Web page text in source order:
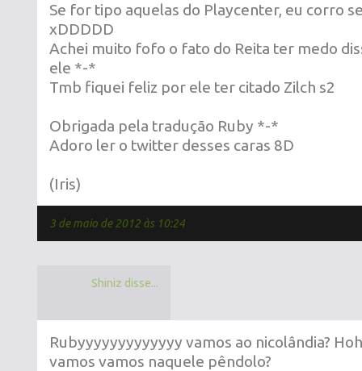
Se for tipo aquelas do Playcenter, eu corro
xDDDDD
Achei muito fofo o fato do Reita ter medo
ele *-*
Tmb fiquei feliz por ele ter citado Zilch s2
Obrigada pela tradução Ruby *-*
Adoro ler o twitter desses caras 8D
(Iris)
3 de maio de 2012 às 10:24
Shiniz disse...
Rubyyyyyyyyyyyyy vamos ao nicolândia?
vamos vamos naquele pêndolo?